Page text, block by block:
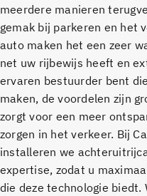
meerdere manieren
gemak bij parkeren en het
auto maken het een zeer
net uw rijbewijs heeft en
ervaren bestuurder bent
maken, de voordelen zijn
zorgt voor een meer
zorgen in het verkeer. Bij
installeren we
expertise, zodat u
die deze technologie biedt.